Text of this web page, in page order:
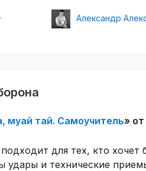
Александр
муай тай. Самоучитель» от
для тех, кто хочет
удары и технические